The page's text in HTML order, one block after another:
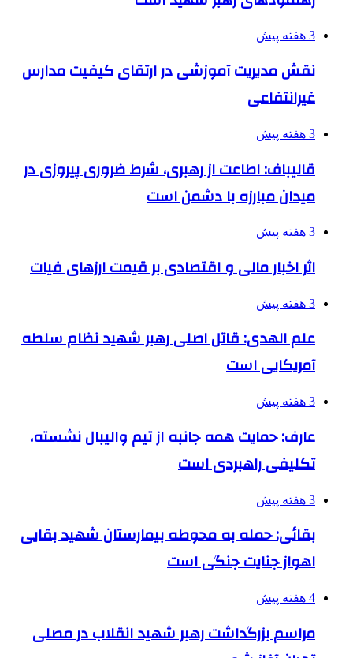
3 هفته پیش
نقش مدیریت آموزشی در ارتقای کیفیت مدارس
غیرانتفاعی
3 هفته پیش
قالیباف: اطاعت از رهبری، شرط ضروری پیروزی در
میدان مبارزه با دشمن است
3 هفته پیش
اثر اخبار مالی و اقتصادی بر قیمت ارزهای فیات
3 هفته پیش
علم الهدی: قاتل اصلی رهبر شهید نظام سلطه
آمریکایی است
3 هفته پیش
عارف: حمایت همه جانبه از تیم والیبال نشسته،
تکلیفی راهبردی است
3 هفته پیش
بقائی: حمله به محوطه بیمارستان شهید بقایی
اهواز جنایت جنگی است
4 هفته پیش
مراسم بزرگداشت رهبر شهید انقلاب در مصلی